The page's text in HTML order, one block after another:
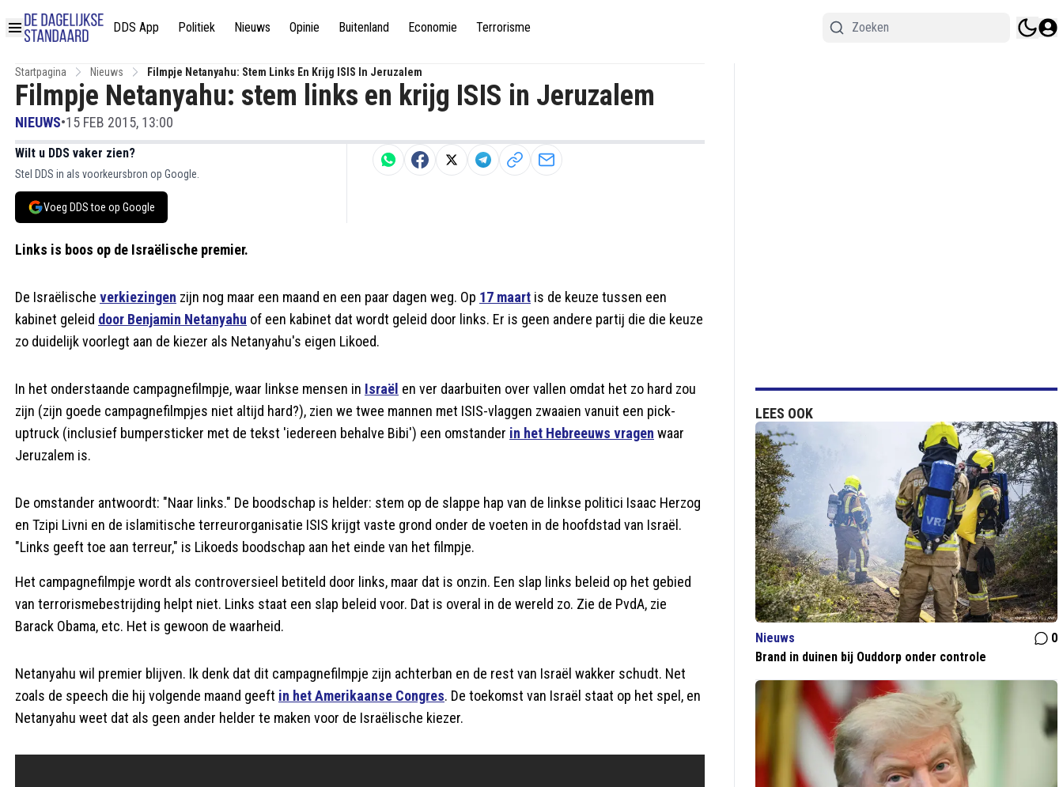
DDS App Politiek Nieuws Opinie Buitenland Economie Terrorisme
Startpagina Nieuws Filmpje Netanyahu: Stem Links En Krijg ISIS In Jeruzalem
Filmpje Netanyahu: stem links en krijg ISIS in Jeruzalem
NIEUWS•15 FEB 2015, 13:00
Wilt u DDS vaker zien?
Stel DDS in als voorkeursbron op Google.
Voeg DDS toe op Google
Links is boos op de Israëlische premier.
De Israëlische verkiezingen zijn nog maar een maand en een paar dagen weg. Op 17 maart is de keuze tussen een
kabinet geleid door Benjamin Netanyahu of een kabinet dat wordt geleid door links. Er is geen andere partij die die keuze
zo duidelijk voorlegt aan de kiezer als Netanyahu's eigen Likoed.
In het onderstaande campagnefilmpje, waar linkse mensen in Israël en ver daarbuiten over vallen omdat het zo hard zou
zijn (zijn goede campagnefilmpjes niet altijd hard?), zien we twee mannen met ISIS-vlaggen zwaaien vanuit een pick-
uptruck (inclusief bumpersticker met de tekst 'iedereen behalve Bibi') een omstander in het Hebreeuws vragen waar
Jeruzalem is.
De omstander antwoordt: "Naar links." De boodschap is helder: stem op de slappe hap van de linkse politici Isaac Herzog
en Tzipi Livni en de islamitische terreurorganisatie ISIS krijgt vaste grond onder de voeten in de hoofdstad van Israël.
"Links geeft toe aan terreur," is Likoeds boodschap aan het einde van het filmpje.
Het campagnefilmpje wordt als controversieel betiteld door links, maar dat is onzin. Een slap links beleid op het gebied
van terrorismebestrijding helpt niet. Links staat een slap beleid voor. Dat is overal in de wereld zo. Zie de PvdA, zie
Barack Obama, etc. Het is gewoon de waarheid.
Netanyahu wil premier blijven. Ik denk dat dit campagnefilmpje zijn achterban en de rest van Israël wakker schudt. Net
zoals de speech die hij volgende maand geeft in het Amerikaanse Congres. De toekomst van Israël staat op het spel, en
Netanyahu weet dat als geen ander helder te maken voor de Israëlische kiezer.
LEES OOK
Nieuws
0
Brand in duinen bij Ouddorp onder controle